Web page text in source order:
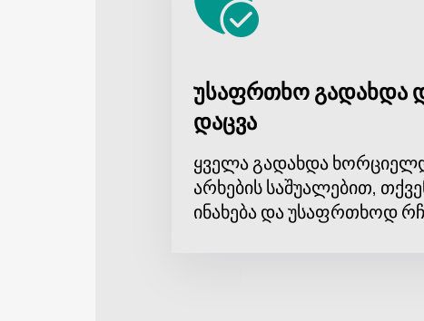
უსაფრთხო გადახდა
დაცვა
ყველა გადახდა
არხების საშუალებით,
ინახება და უსაფრთხოდ